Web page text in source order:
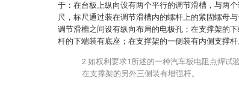
于：在台板上纵向设有两个平行的调节滑槽，与两
尺，标尺通过装在调节滑槽内的螺杆上的紧固螺母
调节滑槽之间设有纵向布局的电极孔；在支撑架的
杆的下端装有底座；在支撑架的一侧装有内侧支撑
2.如权利要求1所述的一种汽车板电阻点焊试
在支撑架的另外三侧装有增强杆。